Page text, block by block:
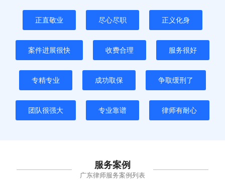
正直敬业 尽心尽职 正义化身
案件进展很快 收费合理 服务很好
专精专业 成功取保 争取缓刑了
团队很强大 专业靠谱 律师有耐心
服务案例
广东律师服务案例列表